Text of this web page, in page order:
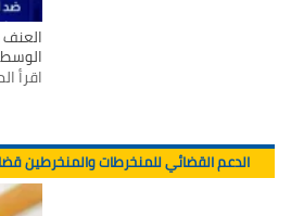
العنف ضد
الوسط
اقرأ المزيد
الدعم القضائي للمنخرطات والمنخرطين قضايا